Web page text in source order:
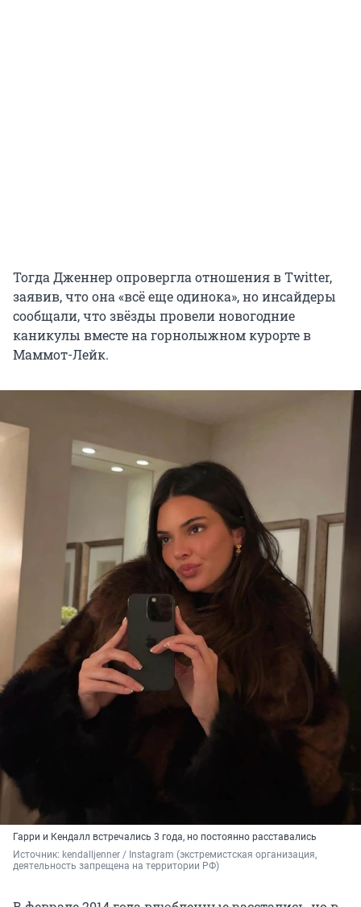
Тогда Дженнер опровергла отношения в Twitter,
заявив, что она «всё еще одинока», но инсайдеры
сообщали, что звёзды провели новогодние
каникулы вместе на горнолыжном курорте в
Маммот-Лейк.
Гарри и Кендалл встречались 3 года, но постоянно расставались
Источник: kendalljenner / Instagram (экстремистская организация,
деятельность запрещена на территории РФ)